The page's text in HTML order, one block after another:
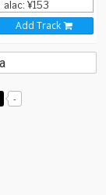
Add Track
-